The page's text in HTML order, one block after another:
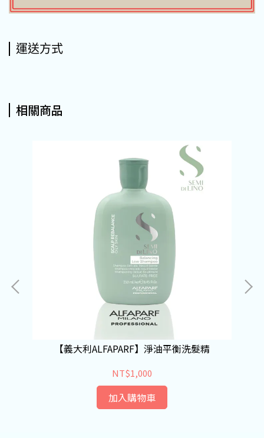
運送方式
相關商品
【義大利ALFAPARF】淨油平衡洗髮精
NT$1,000
加入購物車